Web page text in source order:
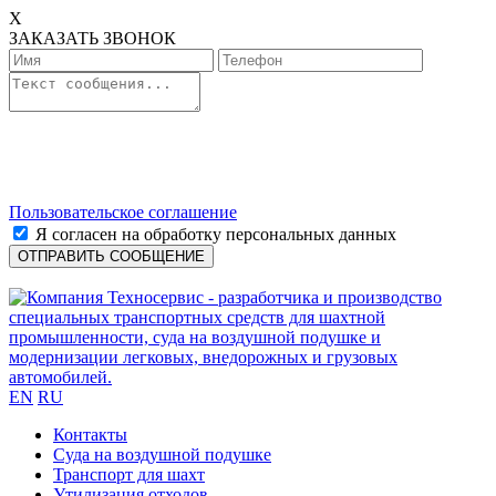
X
ЗАКАЗАТЬ ЗВОНОК
Пользовательское соглашение
Я согласен на обработку персональных данных
EN RU
Контакты
Cуда на воздушной подушке
Транспорт для шахт